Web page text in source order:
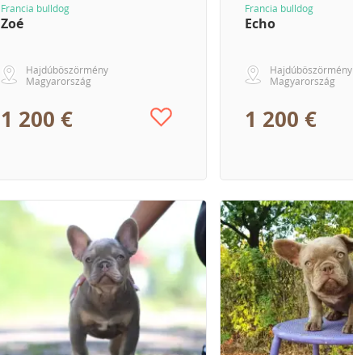
Francia bulldog
Zoé
Hajdúböszörmény
Magyarország
1 200 €
Francia bulldog
Echo
Hajdúböszörmény
Magyarország
1 200 €